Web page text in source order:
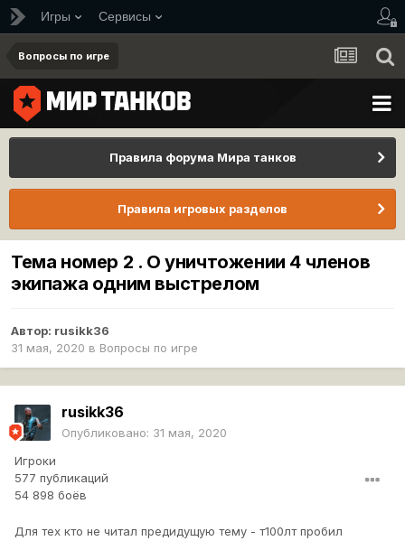
Игры Сервисы
Вопросы по игре
Правила форума Мира танков
Правила игровых разделов
Тема номер 2 . О уничтожении 4 членов
экипажа одним выстрелом
Автор: rusikk36
31 мая, 2020 в Вопросы по игре
rusikk36
Опубликовано: 31 мая, 2020
Игроки
577 публикаций
54 898 боёв
Для тех кто не читал предидущую тему - т100лт пробил